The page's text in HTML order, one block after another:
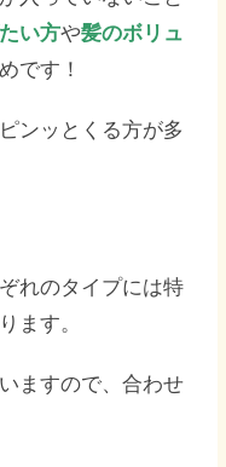
い方や髪のボリュ
です！
ンッとくる方が多
れのタイプには特
ます。
ますので、合わせ